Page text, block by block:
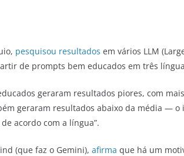
pesquisou resultados em vários LLM
de prompts bem educados em três
geraram resultados piores, com
geraram resultados abaixo da média —
acordo com a língua”.
(que faz o Gemini), afirma que há um